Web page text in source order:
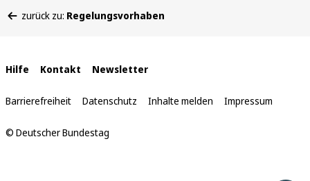
befinden
zurück zu: Regelungsvorhaben
Interne
Links
Hilfe Kontakt Newsletter
Barrierefreiheit Datenschutz Inhalte melden Impressum
© Deutscher Bundestag